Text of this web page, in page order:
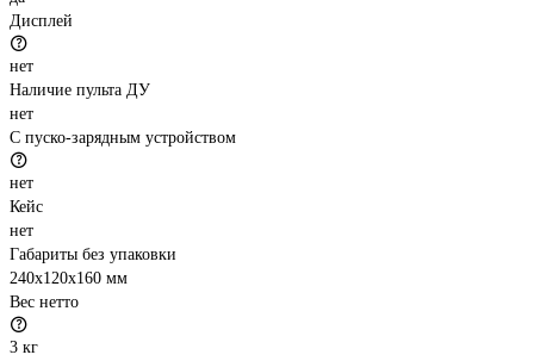
Дисплей
нет
Наличие пульта ДУ
нет
С пуско-зарядным устройством
нет
Кейс
нет
Габариты без упаковки
240х120х160 мм
Вес нетто
3 кг